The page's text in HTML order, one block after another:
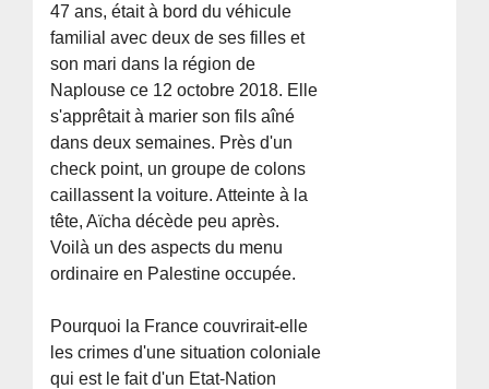
47 ans, était à bord du véhicule
familial avec deux de ses filles et
son mari dans la région de
Naplouse ce 12 octobre 2018. Elle
s'apprêtait à marier son fils aîné
dans deux semaines. Près d'un
check point, un groupe de colons
caillassent la voiture. Atteinte à la
tête, Aïcha décède peu après.
Voilà un des aspects du menu
ordinaire en Palestine occupée.
Pourquoi la France couvrirait-elle
les crimes d'une situation coloniale
qui est le fait d'un Etat-Nation